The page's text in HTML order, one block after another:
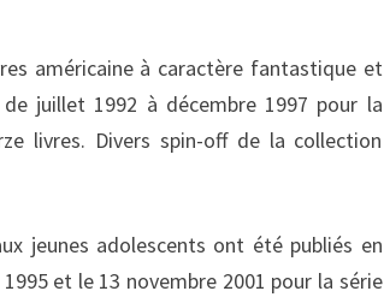
américaine à caractère fantastique et
juillet 1992 à décembre 1997 pour la
livres. Divers spin-off de la collection
jeunes adolescents ont été publiés en
et le 13 novembre 2001 pour la série